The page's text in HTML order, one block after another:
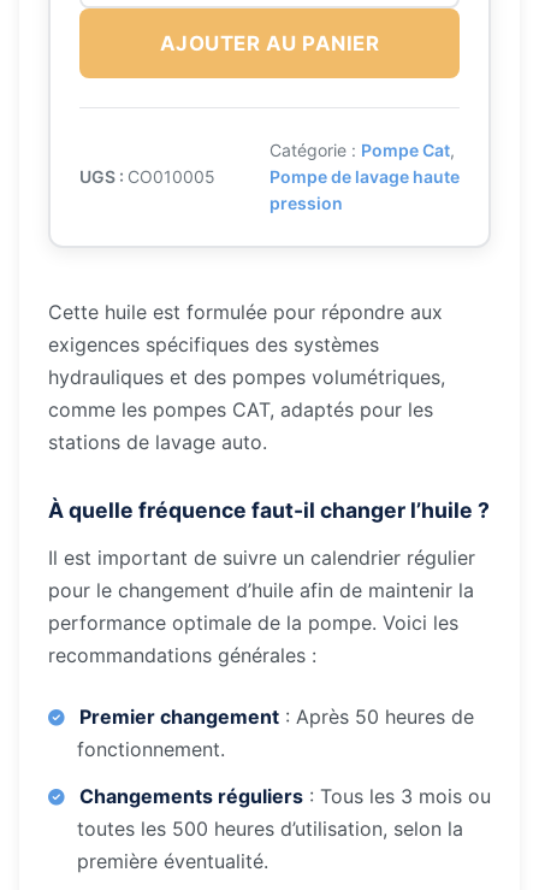
n
i
i
é
t
a
:
9
.
9
c
t
e
s
t
6
.
€
.
u
n
t
d
L
'
h
u
i
e
p
o
u
r
o
m
p
e
C
AJOUTER AU PANIER
CO010005
Catégorie : Pompe Cat
Pompe de lavage haute
pression
Cette huile est formulée pour répondre aux
exigences spécifiques des systèmes
hydrauliques et des pompes volumétriques,
comme les pompes CAT, adaptés pour les
stations de lavage auto.
À quelle fréquence faut-il changer l’huile ?
Il est important de suivre un calendrier régulier
pour le changement d’huile afin de maintenir la
performance optimale de la pompe. Voici les
recommandations générales :
Premier changement : Après 50 heures de
fonctionnement.
Changements réguliers : Tous les 3 mois ou
toutes les 500 heures d’utilisation, selon la
première éventualité.